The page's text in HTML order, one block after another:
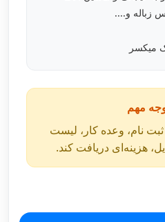
زباله و....
میکسر
مهم
ثبت نام، وعده کار، لیست
هزینه‌ای دریافت کند.